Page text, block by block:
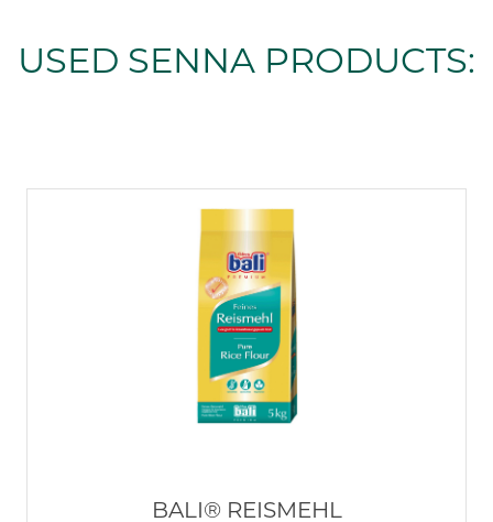
USED SENNA PRODUCTS:
BALI® REISMEHL